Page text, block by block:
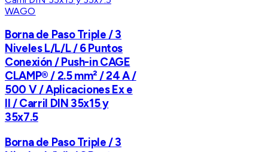
WAGO
Borna de Paso Triple / 3
Niveles L/L/L / 6 Puntos
Conexión / Push-in CAGE
CLAMP® / 2.5 mm² / 24 A /
500 V / Aplicaciones Ex e
II / Carril DIN 35x15 y
35x7.5
Borna de Paso Triple / 3